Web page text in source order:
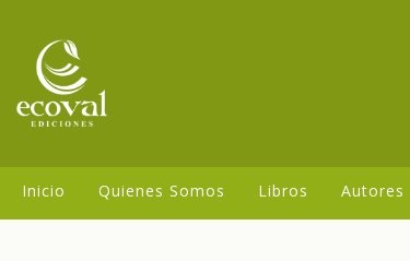
Inicio Quienes Somos Libros Autores